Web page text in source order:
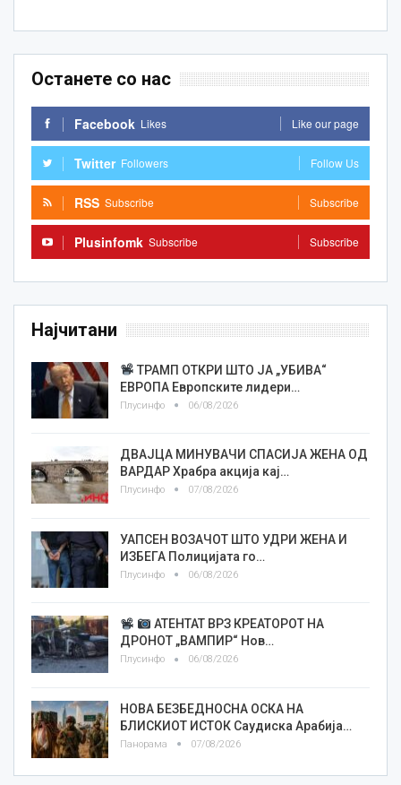
Останете со нас
Facebook Likes Like our page
Twitter Followers Follow Us
RSS Subscribe Subscribe
Plusinfomk Subscribe Subscribe
Најчитани
ТРАМП ОТКРИ ШТО ЈА „УБИВА“
ЕВРОПА Европските лидери…
Плусинфо 06/08/2026
ДВАЈЦА МИНУВАЧИ СПАСИЈА ЖЕНА ОД
ВАРДАР Храбра акција кај…
Плусинфо 07/08/2026
УАПСЕН ВОЗАЧОТ ШТО УДРИ ЖЕНА И
ИЗБЕГА Полицијата го…
Плусинфо 06/08/2026
АТЕНТАТ ВРЗ КРЕАТОРОТ НА
ДРОНОТ „ВАМПИР“ Нов…
Плусинфо 06/08/2026
НОВА БЕЗБЕДНОСНА ОСКА НА
БЛИСКИОТ ИСТОК Саудиска Арабија…
Панорама 07/08/2026